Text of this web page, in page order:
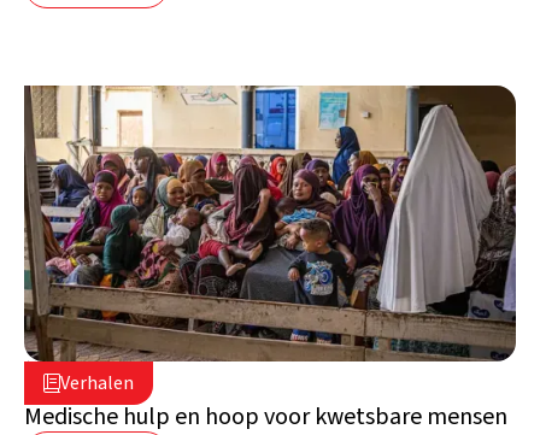
Verhalen
29 juli 2025
Somalië
Medische hulp en hoop voor kwetsbare mensen